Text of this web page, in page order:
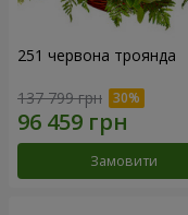
251 червона троянда
137 799 грн
Замовити